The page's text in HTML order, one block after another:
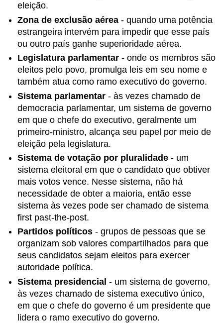
eleição.
Zona de exclusão aérea - quando uma potência
estrangeira intervém para impedir que esse país
ou outro país ganhe superioridade aérea.
Legislatura parlamentar - onde os membros são
eleitos pelo povo, promulga leis em seu nome e
também atua como ramo executivo do governo.
Sistema parlamentar - às vezes chamado de
democracia parlamentar, um sistema de governo
em que o chefe do executivo, geralmente um
primeiro-ministro, alcança seu papel por meio de
eleição pela legislatura.
Sistema de votação por pluralidade - um
sistema eleitoral em que o candidato que obtiver
mais votos vence. Nesse sistema, não há
necessidade de obter a maioria, então esse
sistema às vezes pode ser chamado de sistema
first past-the-post.
Partidos políticos - grupos de pessoas que se
organizam sob valores compartilhados para que
seus candidatos sejam eleitos para exercer
autoridade política.
Sistema presidencial - um sistema de governo,
às vezes chamado de sistema executivo único,
em que o chefe do governo é um presidente que
lidera o ramo executivo do governo.